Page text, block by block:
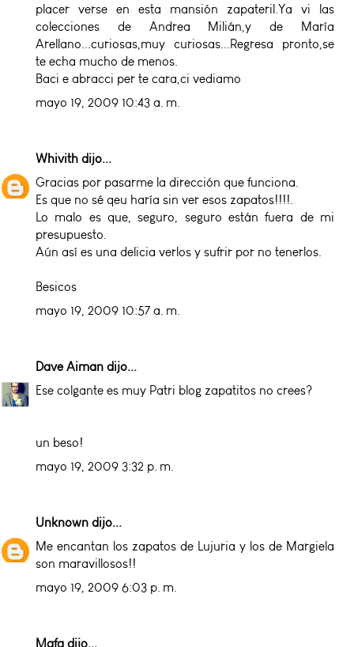
placer verse en esta mansión zapateril.Ya vi las
colecciones de Andrea Milián,y de María
Arellano...curiosas,muy curiosas...Regresa pronto,se
te echa mucho de menos.
Baci e abracci per te cara,ci vediamo
mayo 19, 2009 10:43 a. m.
Whivith dijo...
Gracias por pasarme la dirección que funciona.
Es que no sé qeu haría sin ver esos zapatos!!!!.
Lo malo es que, seguro, seguro están fuera de mi
presupuesto.
Aún así es una delicia verlos y sufrir por no tenerlos.
Besicos
mayo 19, 2009 10:57 a. m.
Dave Aiman dijo...
Ese colgante es muy Patri blog zapatitos no crees?
un beso!
mayo 19, 2009 3:32 p. m.
Unknown dijo...
Me encantan los zapatos de Lujuria y los de Margiela
son maravillosos!!
mayo 19, 2009 6:03 p. m.
Mafa dijo...